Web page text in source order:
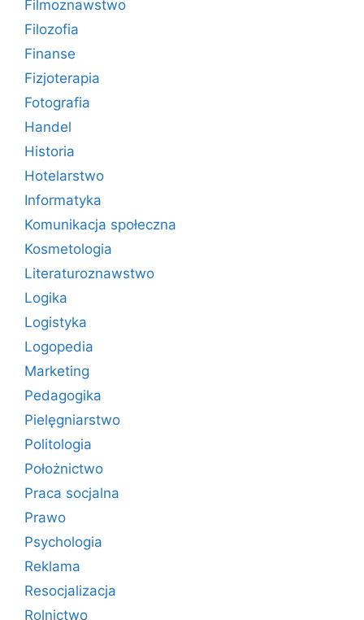
Filmoznawstwo
Filozofia
Finanse
Fizjoterapia
Fotografia
Handel
Historia
Hotelarstwo
Informatyka
Komunikacja społeczna
Kosmetologia
Literaturoznawstwo
Logika
Logistyka
Logopedia
Marketing
Pedagogika
Pielęgniarstwo
Politologia
Położnictwo
Praca socjalna
Prawo
Psychologia
Reklama
Resocjalizacja
Rolnictwo